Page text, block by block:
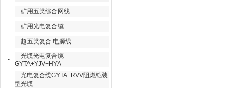
- 矿用五类综合网线
- 矿用光电复合缆
- 超五类复合 电源线
-
光缆光电复合缆
GYTA+YJV+HYA
-
光电复合缆GYTA+RVV阻燃铠装
型光缆